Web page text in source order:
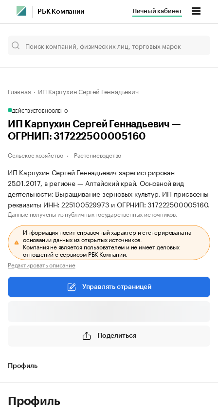
РБК Компании Личный кабинет
Главная ИП Карпухин Сергей Геннадьевич
ДЕЙСТВУЕТОБНОВЛЕНО
ИП Карпухин Сергей Геннадьевич —
ОГРНИП: 317222500005160
Сельское хозяйство Растениеводство
ИП Карпухин Сергей Геннадьевич зарегистрирован
25.01.2017, в регионе — Алтайский край. Основной вид
деятельности: Выращивание зерновых культур. ИП присвоены
реквизиты ИНН: 225100529973 и ОГРНИП: 317222500005160.
Данные получены из публичных государственных источников.
Информация носит справочный характер и сгенерирована на
основании данных из открытых источников.
Компания не является пользователем и не имеет деловых
отношений с сервисом РБК Компании.
Редактировать описание
Управлять страницей
Поделиться
Профиль
Профиль